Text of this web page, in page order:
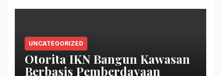
UNCATEGORIZED
Otorita IKN Bangun Kawasan
Berbasis Pemberdayaan